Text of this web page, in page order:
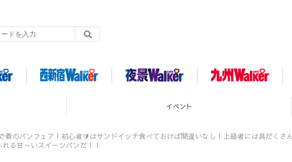
グルメ
春のパンフェア！初心者🔰はサンドイッチ食べておけば間違いなし！上級者には具だくさ
る甘～いスイーツパンだ！！